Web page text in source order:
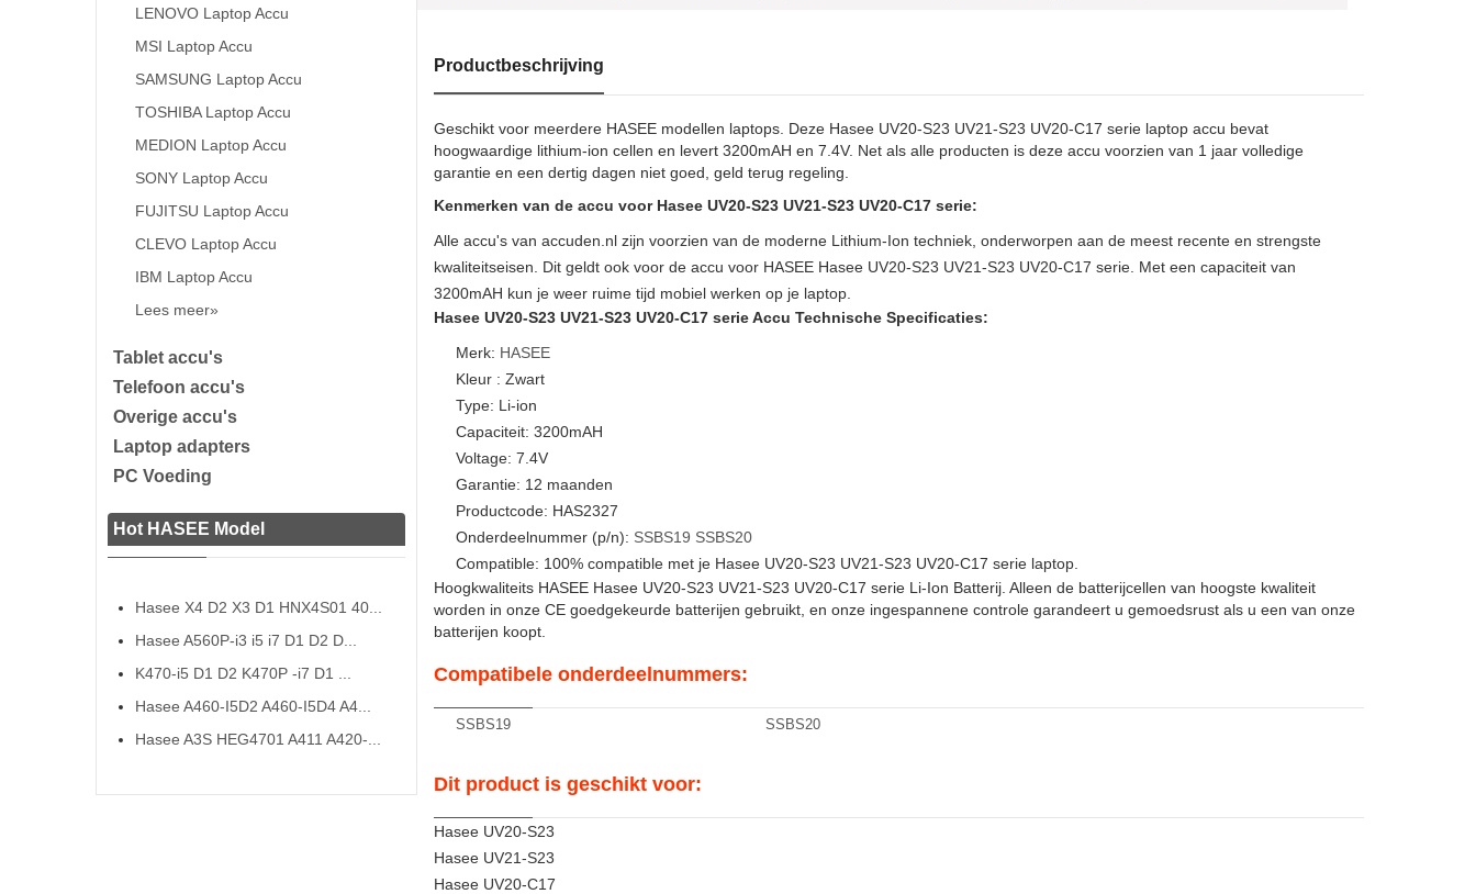
LENOVO Laptop Accu
MSI Laptop Accu
SAMSUNG Laptop Accu
TOSHIBA Laptop Accu
MEDION Laptop Accu
SONY Laptop Accu
FUJITSU Laptop Accu
CLEVO Laptop Accu
IBM Laptop Accu
Lees meer»
Tablet accu's
Telefoon accu's
Overige accu's
Laptop adapters
PC Voeding
Hot HASEE Model
Hasee X4 D2 X3 D1 HNX4S01 40...
Hasee A560P-i3 i5 i7 D1 D2 D...
K470-i5 D1 D2 K470P -i7 D1 ...
Hasee A460-I5D2 A460-I5D4 A4...
Hasee A3S HEG4701 A411 A420-...
Productbeschrijving
Geschikt voor meerdere HASEE modellen laptops. Deze Hasee UV20-S23 UV21-S23 UV20-C17 serie laptop accu bevat
hoogwaardige lithium-ion cellen en levert 3200mAH en 7.4V. Net als alle producten is deze accu voorzien van 1 jaar volledige
garantie en een dertig dagen niet goed, geld terug regeling.
Kenmerken van de accu voor Hasee UV20-S23 UV21-S23 UV20-C17 serie:
Alle accu's van accuden.nl zijn voorzien van de moderne Lithium-Ion techniek, onderworpen aan de meest recente en strengste
kwaliteitseisen. Dit geldt ook voor de accu voor HASEE Hasee UV20-S23 UV21-S23 UV20-C17 serie. Met een capaciteit van
3200mAH kun je weer ruime tijd mobiel werken op je laptop.
Hasee UV20-S23 UV21-S23 UV20-C17 serie Accu Technische Specificaties:
Merk: HASEE
Kleur : Zwart
Type: Li-ion
Capaciteit: 3200mAH
Voltage: 7.4V
Garantie: 12 maanden
Productcode: HAS2327
Onderdeelnummer (p/n): SSBS19 SSBS20
Compatible: 100% compatible met je Hasee UV20-S23 UV21-S23 UV20-C17 serie laptop.
Hoogkwaliteits HASEE Hasee UV20-S23 UV21-S23 UV20-C17 serie Li-Ion Batterij. Alleen de batterijcellen van hoogste kwaliteit
worden in onze CE goedgekeurde batterijen gebruikt, en onze ingespannene controle garandeert u gemoedsrust als u een van onze
batterijen koopt.
Compatibele onderdeelnummers:
SSBS19 SSBS20
Dit product is geschikt voor:
Hasee UV20-S23
Hasee UV21-S23
Hasee UV20-C17